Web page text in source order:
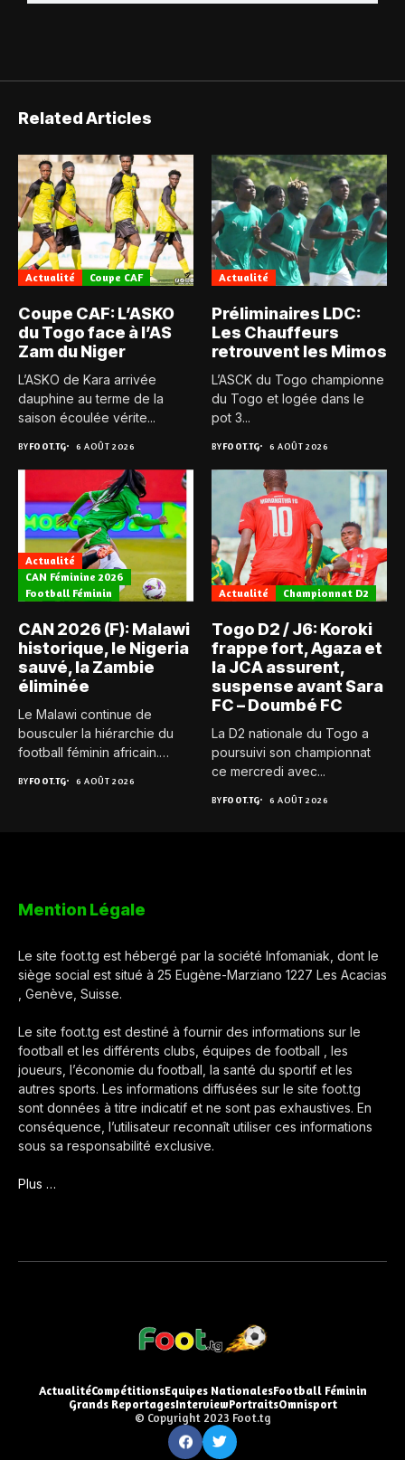
Related Articles
Actualité Coupe CAF
Coupe CAF: L’ASKO
du Togo face à l’AS
Zam du Niger
L’ASKO de Kara arrivée
dauphine au terme de la
saison écoulée vérite...
BYFOOT.TG 6 AOÛT 2026
Actualité
Préliminaires LDC:
Les Chauffeurs
retrouvent les Mimos
L’ASCK du Togo championne
du Togo et logée dans le
pot 3...
BYFOOT.TG 6 AOÛT 2026
Actualité
CAN Féminine 2026
Football Féminin
CAN 2026 (F): Malawi
historique, le Nigeria
sauvé, la Zambie
éliminée
Le Malawi continue de
bousculer la hiérarchie du
football féminin africain.
BYFOOT.TG 6 AOÛT 2026
Actualité Championnat D2
Togo D2 / J6: Koroki
frappe fort, Agaza et
la JCA assurent,
suspense avant Sara
FC – Doumbé FC
La D2 nationale du Togo a
poursuivi son championnat
ce mercredi avec...
BYFOOT.TG 6 AOÛT 2026
Mention Légale
Le site foot.tg est hébergé par la société Infomaniak, dont le
siège social est situé à 25 Eugène-Marziano 1227 Les Acacias
, Genève, Suisse.
Le site foot.tg est destiné à fournir des informations sur le
football et les différents clubs, équipes de football , les
joueurs, l’économie du football, la santé du sportif et les
autres sports. Les informations diffusées sur le site foot.tg
sont données à titre indicatif et ne sont pas exhaustives. En
conséquence, l’utilisateur reconnaît utiliser ces informations
sous sa responsabilité exclusive.
Plus …
ActualitéCompétitionsEquipes NationalesFootball Féminin
Grands ReportagesInterviewPortraitsOmnisport
© Copyright 2023 Foot.tg